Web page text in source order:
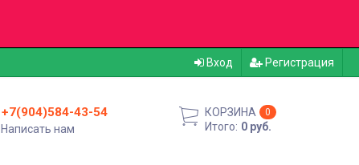
Вход Регистрация
+7(904)584-43-54
Написать нам
КОРЗИНА 0
Итого: 0 руб.